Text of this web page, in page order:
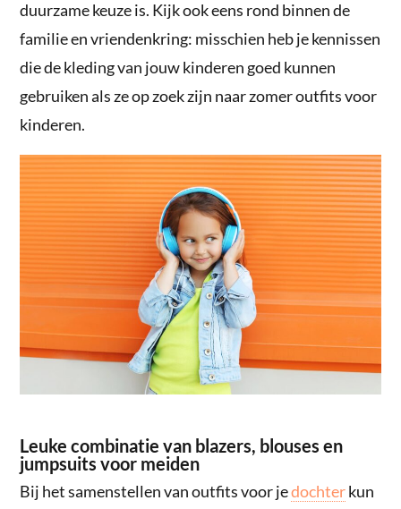
duurzame keuze is. Kijk ook eens rond binnen de
familie en vriendenkring: misschien heb je kennissen
die de kleding van jouw kinderen goed kunnen
gebruiken als ze op zoek zijn naar zomer outfits voor
kinderen.
Leuke combinatie van blazers, blouses en
jumpsuits voor meiden
Bij het samenstellen van outfits voor jedochterkun